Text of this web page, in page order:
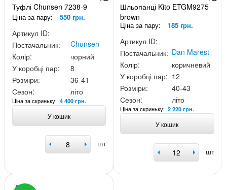
Туфлі Chunsen 7238-9
Ціна за пару: 550 грн.
Артикул ID:
Постачальник:
Chunsen
Колір:
чорний
У коробці пар:
8
Розміри:
36-41
Сезон:
літо
Ціна за скриньку: 4 400 грн.
У кошик
шт
Шльопанці Kito ETGM9275
brown
Ціна за пару: 185 грн.
Артикул ID:
Постачальник: Dan Marest
Колір:
коричневий
У коробці пар: 12
Розміри:
40-43
Сезон:
літо
Ціна за скриньку:2 220 грн.
У кошик
шт